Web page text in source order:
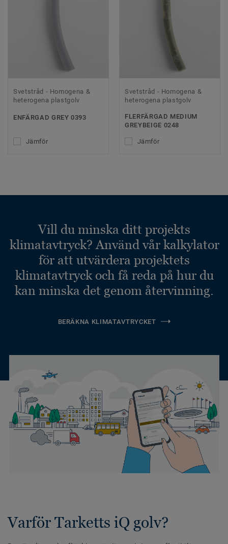
Svetstråd - Homogena &
heterogena plastgolv
ENFÄRGAD GREY 0393
Jämför
Svetstråd - Homogena &
heterogena plastgolv
FLERFÄRGAD MEDIUM
GREYBEIGE 0248
Jämför
Vill du minska ditt projekts
klimatavtryck? Använd vår kalkylator
för att utvärdera projektets
klimatavtryck och få reda på hur du
kan minska det genom återvinning.
BERÄKNA KLIMATAVTRYCKET
Varför Tarketts iQ golv?